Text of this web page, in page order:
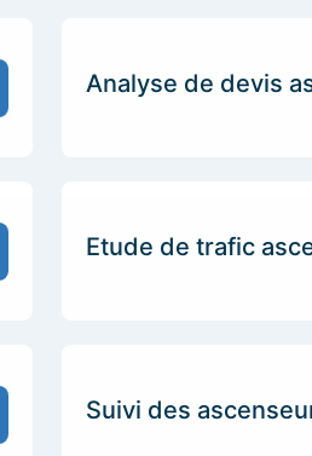
Analyse de devis
Etude de trafic
Suivi des